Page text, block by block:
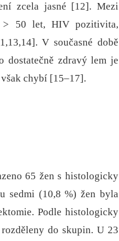
zcela jasné [12]. Mezi
> 50 let, HIV pozitivita,
V současné době
dostatečně zdravý lem je
chybí [15–17].
65 žen s histologicky
sedmi (10,8 %) žen byla
Podle histologicky
do skupin. U 23